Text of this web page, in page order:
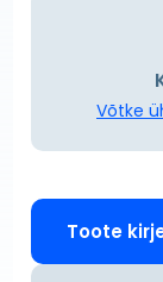
Võtke
Toote